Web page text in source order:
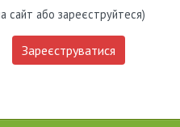
сайт або зареєструйтеся)
Зареєструватися